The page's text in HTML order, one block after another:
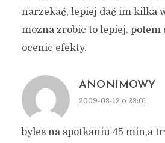
narzekać, lepiej dać im kilka
mozna zrobic to lepiej. potem
ocenic efekty.
ANONIMOWY
2009-03-12 o 23:01
byles na spotkaniu 45 min,a